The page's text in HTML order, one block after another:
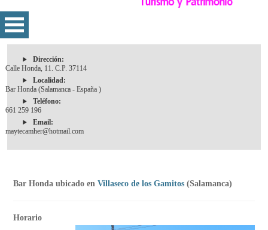
Dirección:
Calle Honda, 11. C.P. 37114
Localidad:
Bar Honda (Salamanca - España )
Teléfono:
661 259 196
Email:
maytecamher@hotmail.com
Bar Honda ubicado en Villaseco de los Gamitos (Salamanca)
Horario